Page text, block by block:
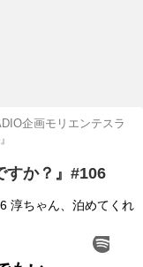
企画モリエンテスラ
すか？』#106
淳ちゃん、泊めてくれ